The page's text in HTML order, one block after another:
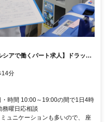
アで働くパート求人】ドラッグ
14分
時間 10:00～19:00の間で1日4時
曜日応相談
ュニケーションも多いので、 座